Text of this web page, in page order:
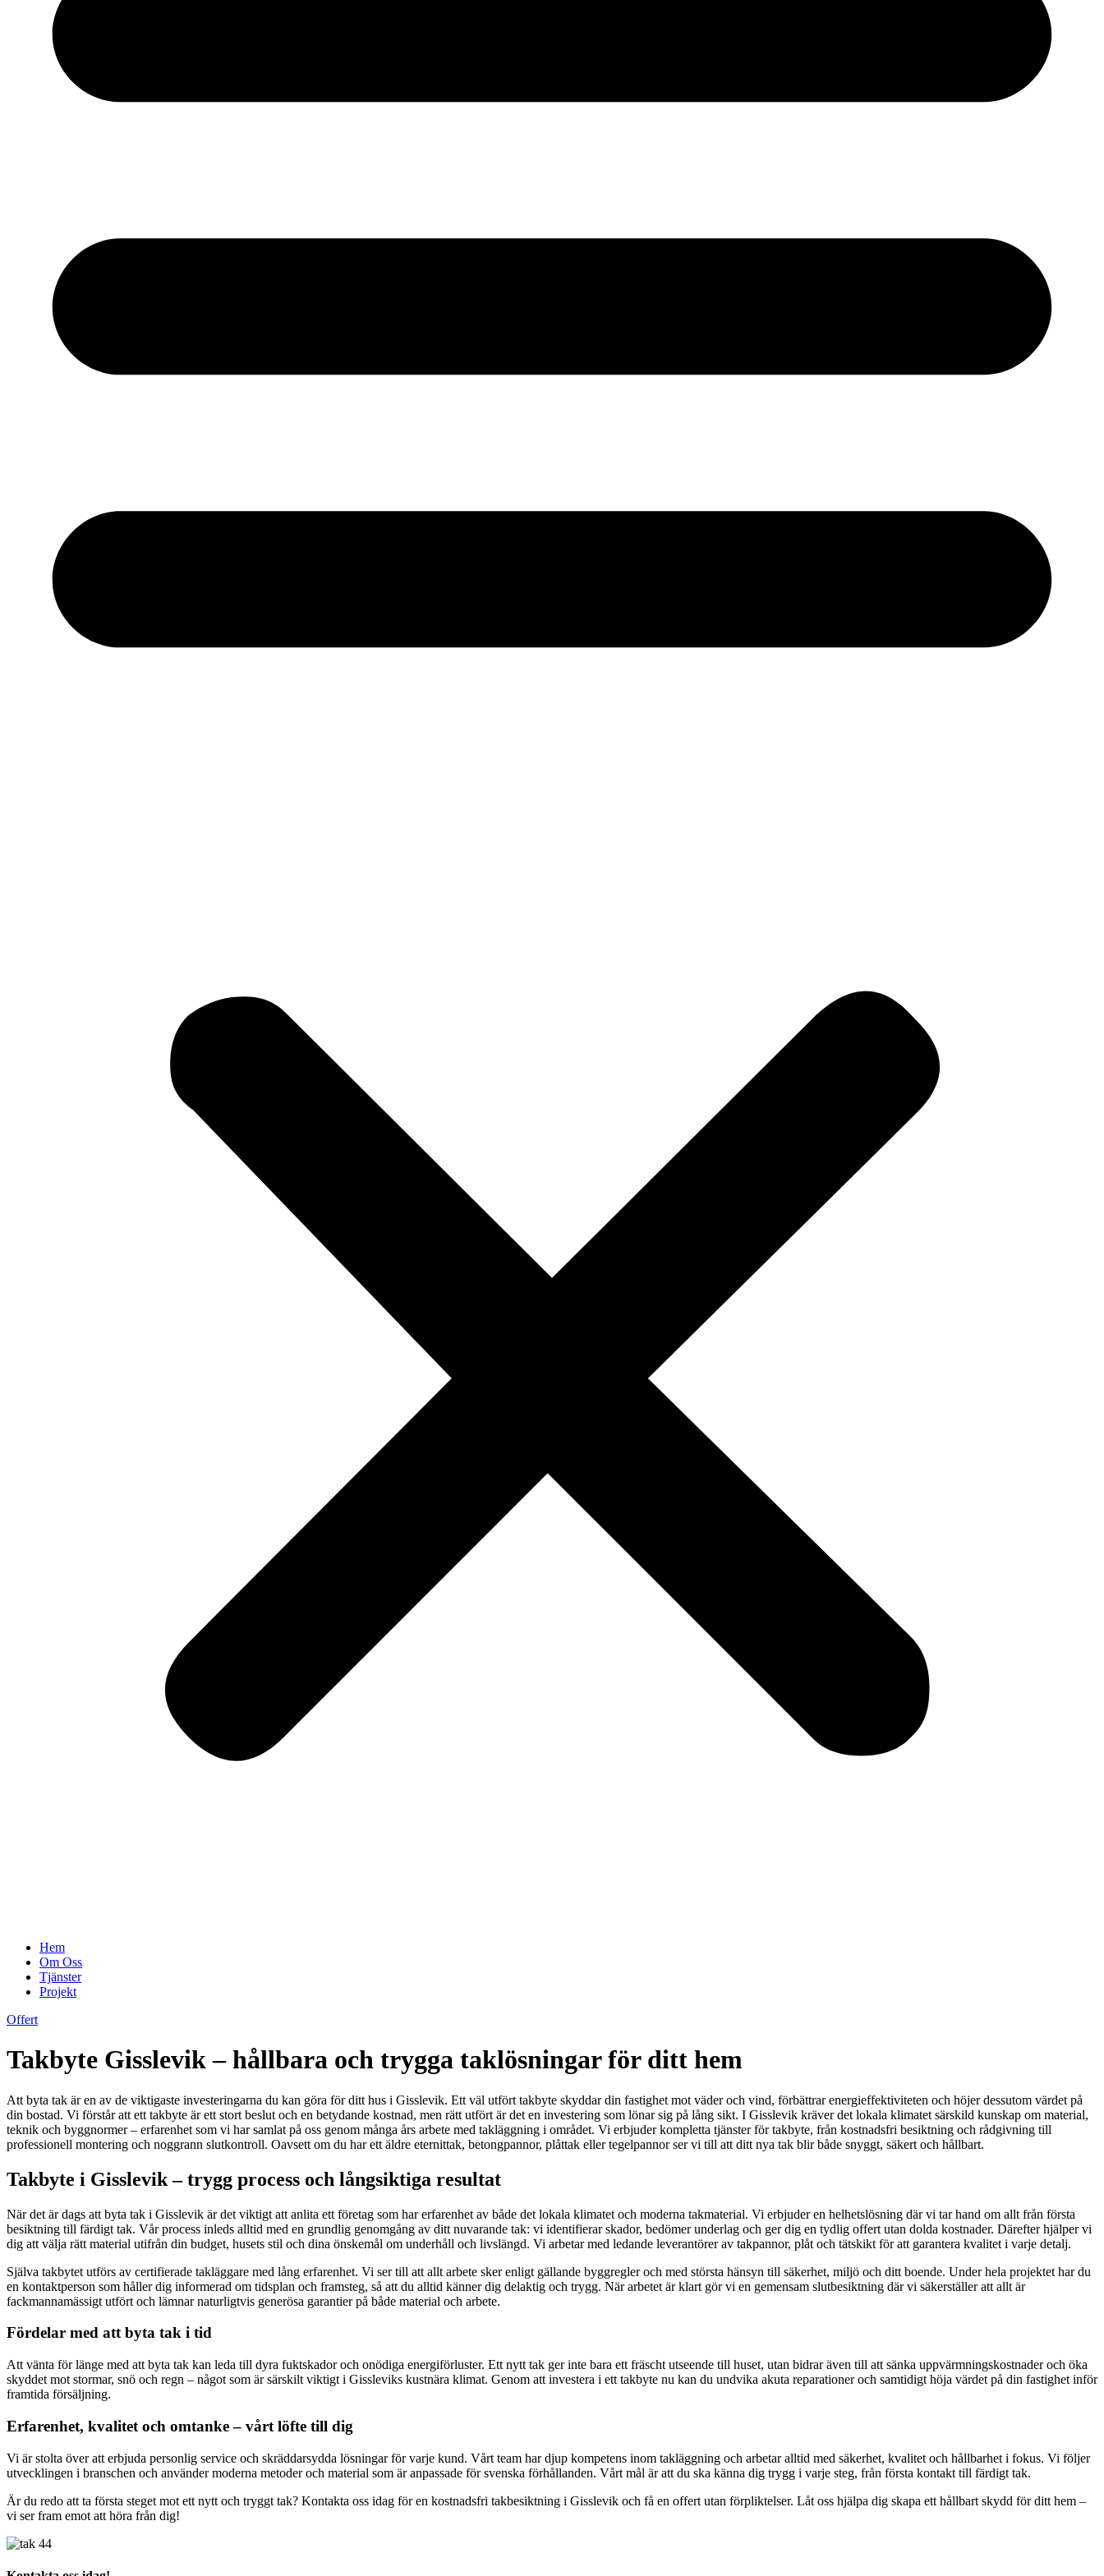
Hem
Om Oss
Tjänster
Projekt
Offert
Takbyte Gisslevik – hållbara och trygga taklösningar för ditt hem
Att byta tak är en av de viktigaste investeringarna du kan göra för ditt hus i Gisslevik. Ett väl utfört takbyte skyddar din fastighet mot väder och vind, förbättrar energieffektiviteten och höjer dessutom värdet på
din bostad. Vi förstår att ett takbyte är ett stort beslut och en betydande kostnad, men rätt utfört är det en investering som lönar sig på lång sikt. I Gisslevik kräver det lokala klimatet särskild kunskap om material,
teknik och byggnormer – erfarenhet som vi har samlat på oss genom många års arbete med takläggning i området. Vi erbjuder kompletta tjänster för takbyte, från kostnadsfri besiktning och rådgivning till
professionell montering och noggrann slutkontroll. Oavsett om du har ett äldre eternittak, betongpannor, plåttak eller tegelpannor ser vi till att ditt nya tak blir både snyggt, säkert och hållbart.
Takbyte i Gisslevik – trygg process och långsiktiga resultat
När det är dags att byta tak i Gisslevik är det viktigt att anlita ett företag som har erfarenhet av både det lokala klimatet och moderna takmaterial. Vi erbjuder en helhetslösning där vi tar hand om allt från första
besiktning till färdigt tak. Vår process inleds alltid med en grundlig genomgång av ditt nuvarande tak: vi identifierar skador, bedömer underlag och ger dig en tydlig offert utan dolda kostnader. Därefter hjälper vi
dig att välja rätt material utifrån din budget, husets stil och dina önskemål om underhåll och livslängd. Vi arbetar med ledande leverantörer av takpannor, plåt och tätskikt för att garantera kvalitet i varje detalj.
Själva takbytet utförs av certifierade takläggare med lång erfarenhet. Vi ser till att allt arbete sker enligt gällande byggregler och med största hänsyn till säkerhet, miljö och ditt boende. Under hela projektet har du
en kontaktperson som håller dig informerad om tidsplan och framsteg, så att du alltid känner dig delaktig och trygg. När arbetet är klart gör vi en gemensam slutbesiktning där vi säkerställer att allt är
fackmannamässigt utfört och lämnar naturligtvis generösa garantier på både material och arbete.
Fördelar med att byta tak i tid
Att vänta för länge med att byta tak kan leda till dyra fuktskador och onödiga energiförluster. Ett nytt tak ger inte bara ett fräscht utseende till huset, utan bidrar även till att sänka uppvärmningskostnader och öka
skyddet mot stormar, snö och regn – något som är särskilt viktigt i Gissleviks kustnära klimat. Genom att investera i ett takbyte nu kan du undvika akuta reparationer och samtidigt höja värdet på din fastighet inför
framtida försäljning.
Erfarenhet, kvalitet och omtanke – vårt löfte till dig
Vi är stolta över att erbjuda personlig service och skräddarsydda lösningar för varje kund. Vårt team har djup kompetens inom takläggning och arbetar alltid med säkerhet, kvalitet och hållbarhet i fokus. Vi följer
utvecklingen i branschen och använder moderna metoder och material som är anpassade för svenska förhållanden. Vårt mål är att du ska känna dig trygg i varje steg, från första kontakt till färdigt tak.
Är du redo att ta första steget mot ett nytt och tryggt tak? Kontakta oss idag för en kostnadsfri takbesiktning i Gisslevik och få en offert utan förpliktelser. Låt oss hjälpa dig skapa ett hållbart skydd för ditt hem –
vi ser fram emot att höra från dig!